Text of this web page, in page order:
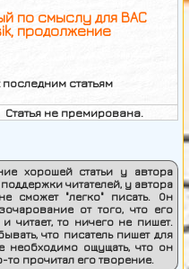
по смыслу для ВАС
продолжение
последним статьям
не премирована.
хорошей статьи у автора
читателей, у автора
сможет "легко" писать. Он
от того, что его
читает, то ничего не пишет.
что писатель пишет для
необходимо ощущать, что он
то прочитал его творение.